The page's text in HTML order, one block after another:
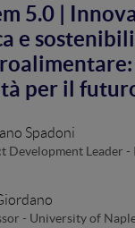
5.0 |
e
per il
Spadoni
Development Leader -
- University of